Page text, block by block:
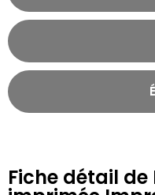
Fiche détail de